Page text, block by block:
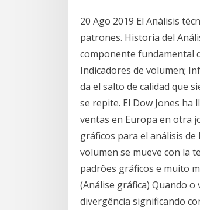
20 Ago 2019 El Análisis
patrones. Historia del
componente fundamental
Indicadores de volumen;
da el salto de calidad que
se repite. El Dow Jones
ventas en Europa en otra
gráficos para el análisis de
volumen se mueve con la
padrões gráficos e muito
(Análise gráfica) Quando
divergência significando